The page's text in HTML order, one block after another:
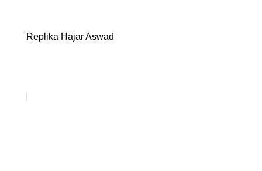
Replika Hajar Aswad